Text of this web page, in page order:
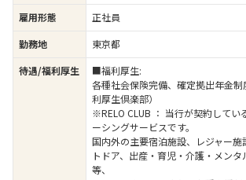
雇用形態
正社員
勤務地
東京都
待遇/福利厚生
■福利厚生:
各種社会保険完備、確定拠出年金制
利厚生倶楽部）
※RELO CLUB ： 当行が契約してい
ーシングサービスです。
国内外の主要宿泊施設、レジャー
トドア、出産・育児・介護・メンタ
等、